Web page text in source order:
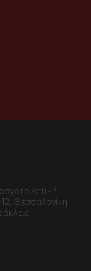
Αττική
Θεσσαλονίκη